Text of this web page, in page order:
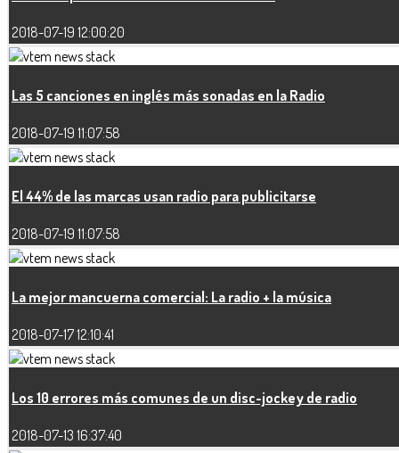
2018-07-19 12:00:20
Las 5 canciones en inglés más sonadas en la Radio
2018-07-19 11:07:58
El 44% de las marcas usan radio para publicitarse
2018-07-19 11:07:58
La mejor mancuerna comercial: La radio + la música
2018-07-17 12:10:41
Los 10 errores más comunes de un disc-jockey de radio
2018-07-13 16:37:40